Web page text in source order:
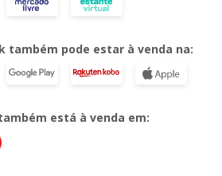
também pode estar à venda na:
está à venda em: